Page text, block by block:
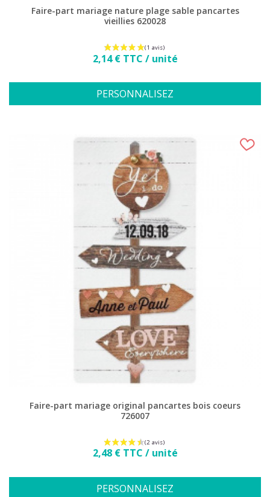
Faire-part mariage nature plage sable pancartes
vieillies 620028
Prix
2,14 € TTC / unité
PERSONNALISEZ
Faire-part mariage original pancartes bois coeurs
726007
Prix
2,48 € TTC / unité
PERSONNALISEZ